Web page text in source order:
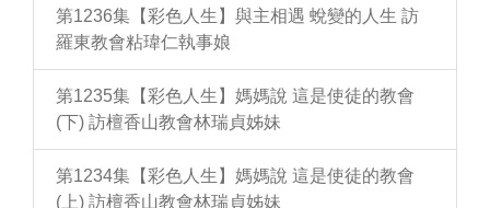
第1236集【彩色人生】與主相遇 蛻變的人生 訪
羅東教會粘瑋仁執事娘
第1235集【彩色人生】媽媽說 這是使徒的教會
(下) 訪檀香山教會林瑞貞姊妹
第1234集【彩色人生】媽媽說 這是使徒的教會
(上) 訪檀香山教會林瑞貞姊妹